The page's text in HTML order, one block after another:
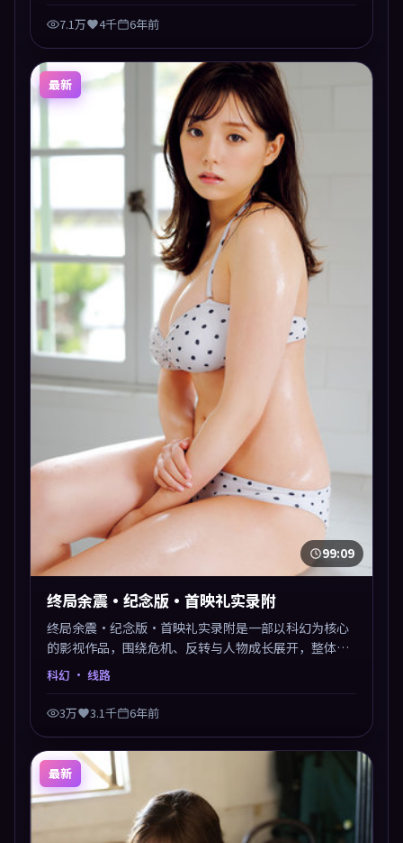
7.1万 4千 6年前
最新
99:09
终局余震·纪念版·首映礼实录附
终局余震·纪念版·首映礼实录附是一部以科幻为核心
的影视作品，围绕危机、反转与人物成长展开，整体节
奏紧凑，值得推荐观看。
科幻 · 线路
3万 3.1千 6年前
最新